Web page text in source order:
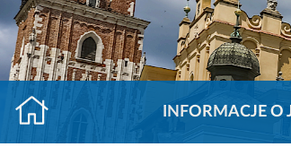
INFORMACJE O